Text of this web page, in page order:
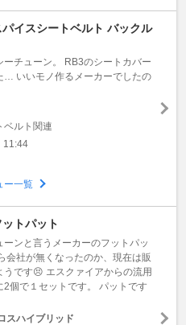
イスシートベルト バックル
ーチューン。 RB3のシートカバー
… いいモノ作るメーカーでしたの
ベルト関連
11:44
ー一覧
トパット
ーンと言うメーカーのフットパッ
会社が無くなったのか、現在は販
うです😣 エスクァイアからの流用
2個で１セットです。 パットです
スハイブリッド